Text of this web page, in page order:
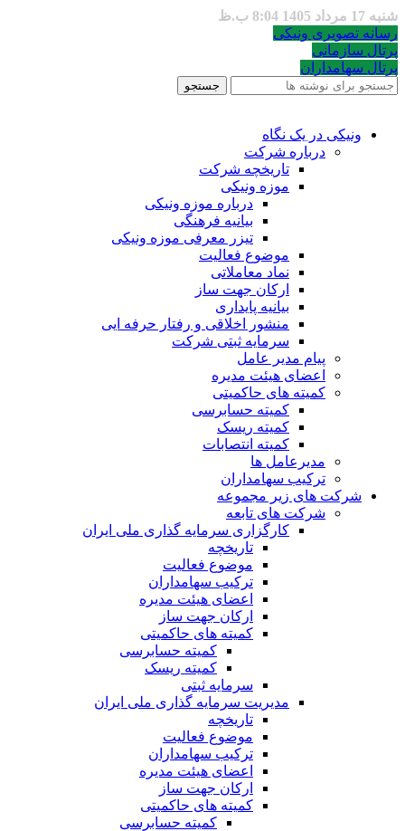
شنبه 17 مرداد 1405 8:04 ب.ظ
رسانه تصویری ونیکی
پرتال سازمانی
پرتال سهامداران
جستجو
ونیکی در یک نگاه
درباره شرکت
تاریخچه شرکت
موزه ونیکی
درباره موزه ونیکی
بیانیه فرهنگی
تیزر معرفی موزه ونیکی
موضوع فعالیت
نماد معاملاتی
ارکان جهت ساز
بیانیه پایداری
منشور اخلاقی و رفتار حرفه ایی
سرمایه ثبتی شرکت
پیام مدیر عامل
اعضای هیئت مدیره
کمیته های حاکمیتی
کمیته حسابرسی
کمیته ریسک
کمیته انتصابات
مدیرعامل ها
ترکیب سهامداران
شرکت های زیر مجموعه
شرکت های تابعه
کارگزاری سرمایه گذاری ملی ایران
تاریخچه
موضوع فعالیت
ترکیب سهامداران
اعضای هیئت مدیره
ارکان جهت ساز
کمیته های حاکمیتی
کمیته حسابرسی
کمیته ریسک
سرمایه ثبتی
مدیریت سرمایه گذاری ملی ایران
تاریخچه
موضوع فعالیت
ترکیب سهامداران
اعضای هیئت مدیره
ارکان جهت ساز
کمیته های حاکمیتی
کمیته حسابرسی